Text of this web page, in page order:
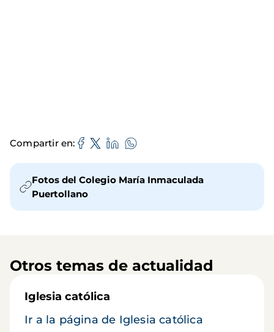
Compartir en
Fotos del Colegio María Inmaculada
Puertollano
Otros temas de actualidad
Iglesia católica
Ir a la página de Iglesia católica